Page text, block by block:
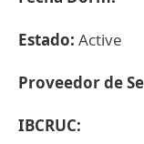
Estado: Active
Proveedor de
IBCRUC: